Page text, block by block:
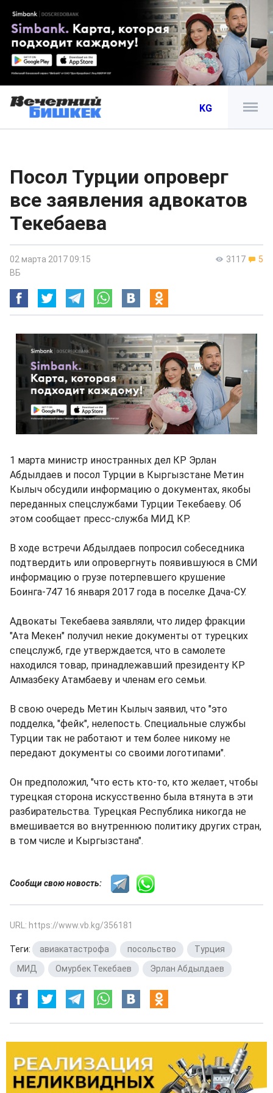
KG
Посол Турции опроверг
все заявления адвокатов
Текебаева
3117 5
02 марта 2017 09:15
ВБ
1 марта министр иностранных дел КР Эрлан
Абдылдаев и посол Турции в Кыргызстане Метин
Кылыч обсудили информацию о документах, якобы
переданных спецслужбами Турции Текебаеву. Об
этом сообщает пресс-служба МИД КР.
В ходе встречи Абдылдаев попросил собеседника
подтвердить или опровергнуть появившуюся в СМИ
информацию о грузе потерпевшего крушение
Боинга-747 16 января 2017 года в поселке Дача-СУ.
Адвокаты Текебаева заявляли, что лидер фракции
"Ата Мекен" получил некие документы от турецких
спецслужб, где утверждается, что в самолете
находился товар, принадлежавший президенту КР
Алмазбеку Атамбаеву и членам его семьи.
В свою очередь Метин Кылыч заявил, что "это
подделка, "фейк", нелепость. Специальные службы
Турции так не работают и тем более никому не
передают документы со своими логотипами".
Он предположил, "что есть кто-то, кто желает, чтобы
турецкая сторона искусственно была втянута в эти
разбирательства. Турецкая Республика никогда не
вмешивается во внутреннюю политику других стран,
в том числе и Кыргызстана".
Сообщи свою новость:
URL: https://www.vb.kg/356181
Теги: авиакатастрофа посольство Турция
МИД
Омурбек Текебаев Эрлан Абдылдаев